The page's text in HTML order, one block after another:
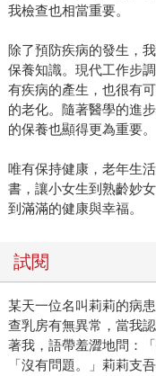
我檢查也相當重要。
除了預防疾病的發生，
保養知識。現代工作步
有疾病的產生，也很有
的老化。隨著醫學的進
的保養也顯得更為重要。
唯有保持健康，老年生
書，讓小女生到熟齡妙
到滿滿的健康與幸福。
試閱
某天一位名叫莉莉的病
查乳房有無異常，當我
著我，語帶羞澀地問：
「沒有問題。」莉莉支